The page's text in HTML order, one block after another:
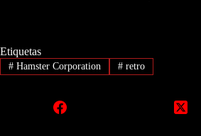
Etiquetas
#Hamster Corporation #retro